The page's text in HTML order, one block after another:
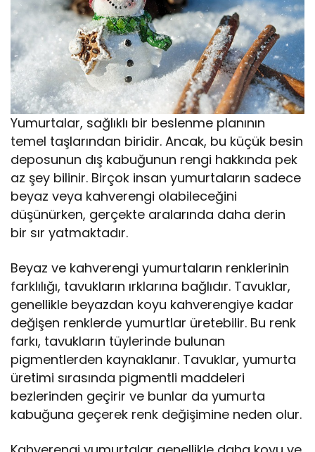
Yumurtalar, sağlıklı bir beslenme planının
temel taşlarından biridir. Ancak, bu küçük besin
deposunun dış kabuğunun rengi hakkında pek
az şey bilinir. Birçok insan yumurtaların sadece
beyaz veya kahverengi olabileceğini
düşünürken, gerçekte aralarında daha derin
bir sır yatmaktadır.
Beyaz ve kahverengi yumurtaların renklerinin
farklılığı, tavukların ırklarına bağlıdır. Tavuklar,
genellikle beyazdan koyu kahverengiye kadar
değişen renklerde yumurtlar üretebilir. Bu renk
farkı, tavukların tüylerinde bulunan
pigmentlerden kaynaklanır. Tavuklar, yumurta
üretimi sırasında pigmentli maddeleri
bezlerinden geçirir ve bunlar da yumurta
kabuğuna geçerek renk değişimine neden olur.